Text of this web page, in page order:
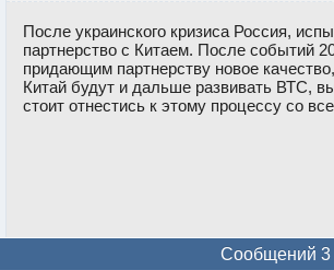
После украинского кризиса Россия,
партнерство с Китаем. После событий
придающим партнерству новое
Китай будут и дальше развивать ВТС,
стоит отнестись к этому процессу со
Сообщений 3